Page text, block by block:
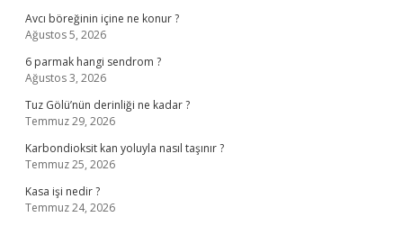
Avcı böreğinin içine ne konur ?
Ağustos 5, 2026
6 parmak hangi sendrom ?
Ağustos 3, 2026
Tuz Gölü’nün derinliği ne kadar ?
Temmuz 29, 2026
Karbondioksit kan yoluyla nasıl taşınır ?
Temmuz 25, 2026
Kasa işi nedir ?
Temmuz 24, 2026